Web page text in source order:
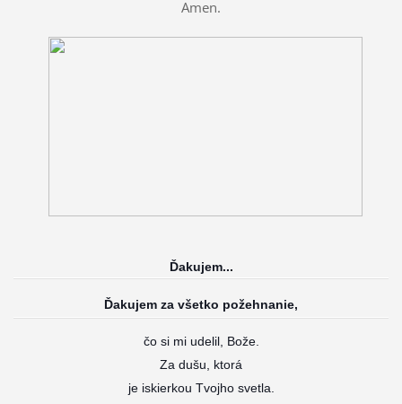
Amen.
Ďakujem...
Ďakujem za všetko požehnanie,
čo si mi udelil, Bože.
Za dušu, ktorá
je iskierkou Tvojho svetla.